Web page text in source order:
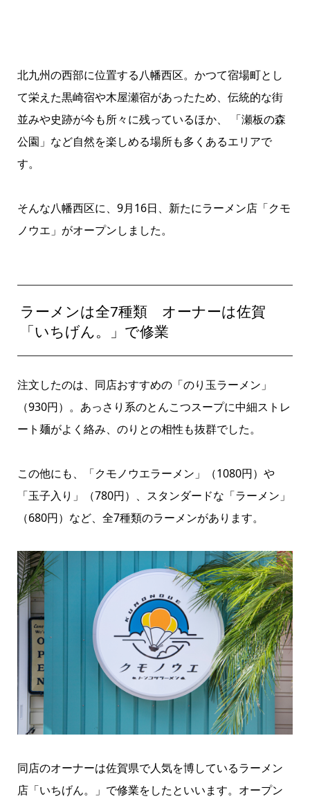
北九州の西部に位置する八幡西区。かつて宿場町とし
て栄えた黒崎宿や木屋瀬宿があったため、伝統的な街
並みや史跡が今も所々に残っているほか、 「瀬板の森
公園」など自然を楽しめる場所も多くあるエリアで
す。
そんな八幡西区に、9月16日、新たにラーメン店「クモ
ノウエ」がオープンしました。
ラーメンは全7種類 オーナーは佐賀
「いちげん。」で修業
注文したのは、同店おすすめの「のり玉ラーメン」
（930円）。あっさり系のとんこつスープに中細ストレ
ート麺がよく絡み、のりとの相性も抜群でした。
この他にも、「クモノウエラーメン」（1080円）や
「玉子入り」（780円）、スタンダードな「ラーメン」
（680円）など、全7種類のラーメンがあります。
同店のオーナーは佐賀県で人気を博しているラーメン
店「いちげん。」で修業をしたといいます。オープン